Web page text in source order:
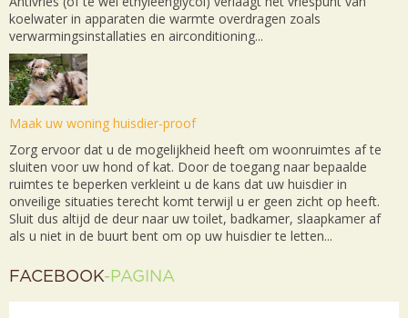
koelwater in apparaten die warmte overdragen zoals
verwarmingsinstallaties en airconditioning...
Maak uw woning huisdier-proof
Zorg ervoor dat u de mogelijkheid heeft om woonruimtes af te
sluiten voor uw hond of kat. Door de toegang naar bepaalde
ruimtes te beperken verkleint u de kans dat uw huisdier in
onveilige situaties terecht komt terwijl u er geen zicht op heeft.
Sluit dus altijd de deur naar uw toilet, badkamer, slaapkamer af
als u niet in de buurt bent om op uw huisdier te letten...
FACEBOOK-PAGINA